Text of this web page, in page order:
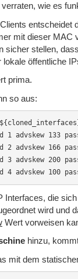
wie es
entscheidet
mit dieser MAC
sicher stellen,
lokale öffentliche
prima.
so aus:
1 advskew 133
2 advskew 166
3 advskew 200
4 advskew 100
Interfaces, die
wird und
Wert vorweisen
hinzu,
mit dem